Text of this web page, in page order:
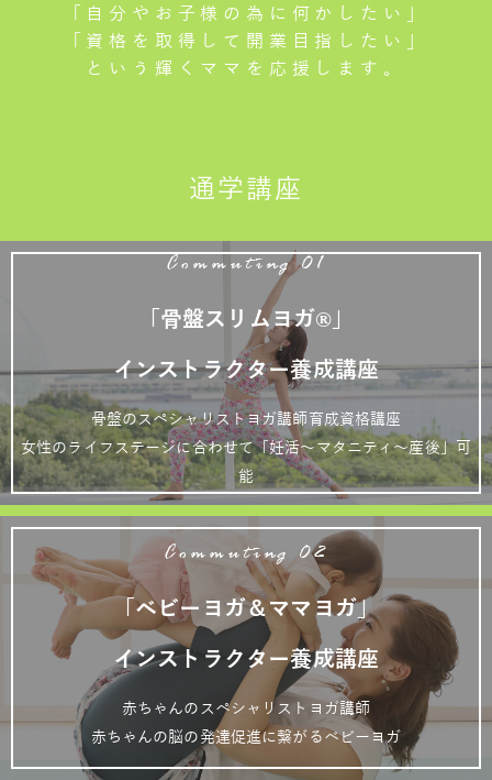
「自分やお子様の為に何かしたい」
「資格を取得して開業目指したい」
という輝くママを応援します。
通学講座
Commuting 01
「骨盤スリムヨガ®」
インストラクター養成講座
骨盤のスペシャリストヨガ講師育成資格講座
女性のライフステージに合わせて「妊活～マタニティ～産後」可
能
Commuting 02
「ベビーヨガ＆ママヨガ」
インストラクター養成講座
赤ちゃんのスペシャリストヨガ講師
赤ちゃんの脳の発達促進に繋がるベビーヨガ